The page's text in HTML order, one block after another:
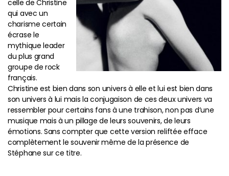
celle de Christine
qui avec un
charisme certain
écrase le
mythique leader
du plus grand
groupe de rock
français.
Christine est bien dans son univers à elle et lui est bien dans
son univers à lui mais la conjugaison de ces deux univers va
ressembler pour certains fans à une trahison, non pas d’une
musique mais à un pillage de leurs souvenirs, de leurs
émotions. Sans compter que cette version reliftée efface
complètement le souvenir même de la présence de
Stéphane sur ce titre.